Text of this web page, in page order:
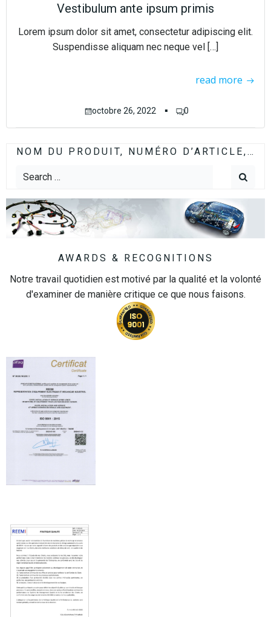
Vestibulum ante ipsum primis
Lorem ipsum dolor sit amet, consectetur adipiscing elit.
Suspendisse aliquam nec neque vel […]
read more
octobre 26, 2022 ▪ 0
NOM DU PRODUIT, NUMÉRO D’ARTICLE,…
Search
AWARDS & RECOGNITIONS
Notre travail quotidien est motivé par la qualité et la volonté
d'examiner de manière critique ce que nous faisons.